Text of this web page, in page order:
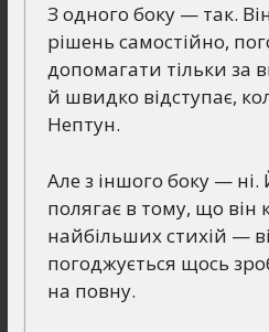
З одного боку — так.
рішень самостійно,
допомагати тільки за
й швидко відступає,
Нептун.
Але з іншого боку —
полягає в тому, що він
найбільших стихій —
погоджується щось
на повну.